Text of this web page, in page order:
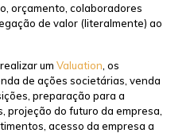
orçamento, colaboradores
de valor (literalmente) ao
um Valuation , os
de ações societárias, venda
preparação para a
projeção do futuro da empresa,
acesso da empresa a